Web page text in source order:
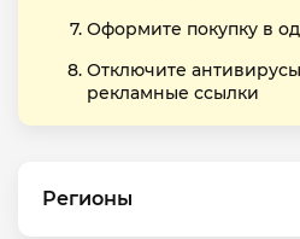
Оформите покупку в
Отключите
рекламные ссылки
Регионы